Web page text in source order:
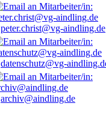
peter.christ@vg-aindling.de
datenschutz@vg-
archiv@aindling.de